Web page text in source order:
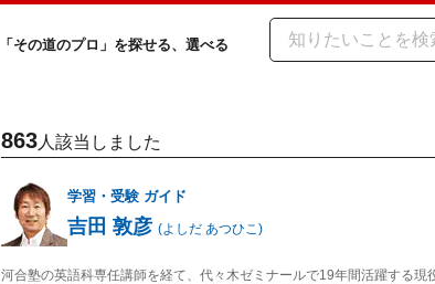
「その道のプロ」を探せる、選べる
863人該当しました
学習・受験 ガイド
吉田 敦彦 (よしだ あつひこ )
河合塾の英語科専任講師を経て、代々木ゼミナールで19年間活躍する